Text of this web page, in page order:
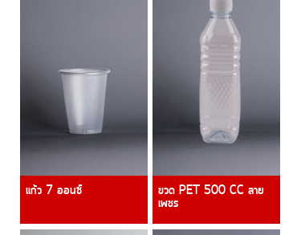
แก้ว 7 ออนซ์ ขวด PET 500 CC ลาย
เพชร